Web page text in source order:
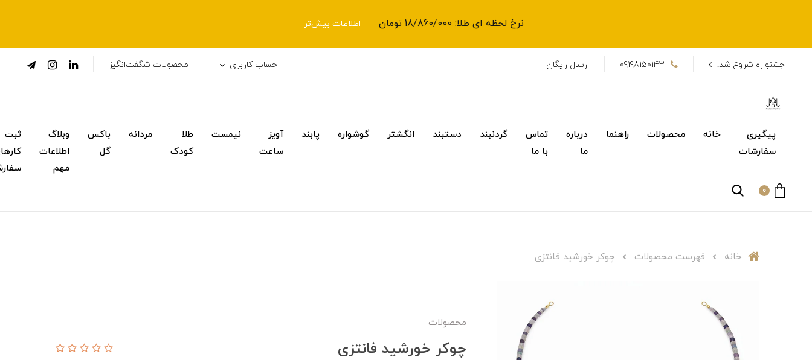
نرخ لحظه ای طلا: 18/860/000 تومان اطلاعات بیش‌تر
جشنواره شروع شد! 09198150143 ارسال رایگان حساب کاربری محصولات شگفت‌انگیز
پیگیری
سفارشات
خانه محصولات راهنما
درباره
ما
تماس
با ما
گردنبند دستبند انگشتر گوشواره پابند
آویز
ساعت
نیمست
طلا
کودک
مردانه
باکس
گل
وبلاگ
اطلاعات
مهم
ثبت
0
خانه فهرست محصولات چوکر خورشید فانتزی
محصولات
چوکر خورشید فانتزی